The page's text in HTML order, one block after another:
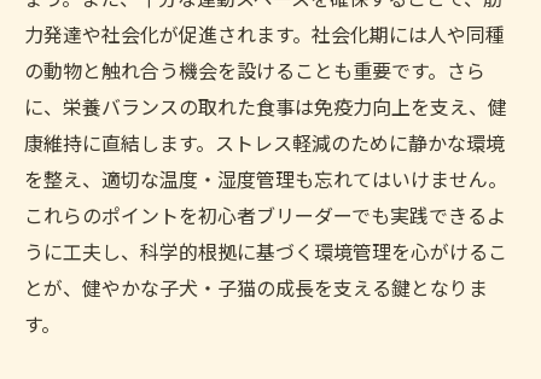
力発達や社会化が促進されます。社会化期には人や同種
の動物と触れ合う機会を設けることも重要です。さら
に、栄養バランスの取れた食事は免疫力向上を支え、健
康維持に直結します。ストレス軽減のために静かな環境
を整え、適切な温度・湿度管理も忘れてはいけません。
これらのポイントを初心者ブリーダーでも実践できるよ
うに工夫し、科学的根拠に基づく環境管理を心がけるこ
とが、健やかな子犬・子猫の成長を支える鍵となりま
す。